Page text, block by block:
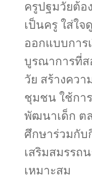
ครูปฐมวัยต้
เป็นครู ใส่ใจ
ออกแบบการ
บูรณาการที่
วัย สร้างคว
ชุมชน ใช้กา
พัฒนาเด็ก ต
ศึกษาร่วมกับ
เสริมสมรรถ
เหมาะสม